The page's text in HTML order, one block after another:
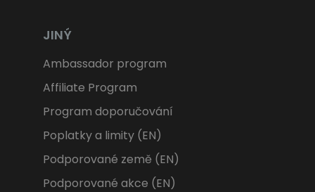
JINÝ
Ambassador program
Affiliate Program
Program doporučování
Poplatky a limity (EN)
Podporované země (EN)
Podporované akce (EN)